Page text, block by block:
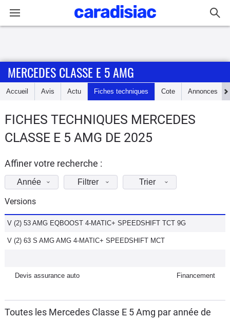
Accueil
Essais
d'achat
Electriques
Utilitaires
Flottes
Services
Forum
MERCEDES CLASSE E 5 AMG
Accueil Avis Actu Fiches techniques Cote Annonces
FICHES TECHNIQUES MERCEDES
CLASSE E 5 AMG DE 2025
Affiner votre recherche :
Année Filtrer Trier
Versions
V (2) 53 AMG EQBOOST 4-MATIC+ SPEEDSHIFT TCT 9G
V (2) 63 S AMG AMG 4-MATIC+ SPEEDSHIFT MCT
Devis assurance auto Financement
Toutes les Mercedes Classe E 5 Amg par année de